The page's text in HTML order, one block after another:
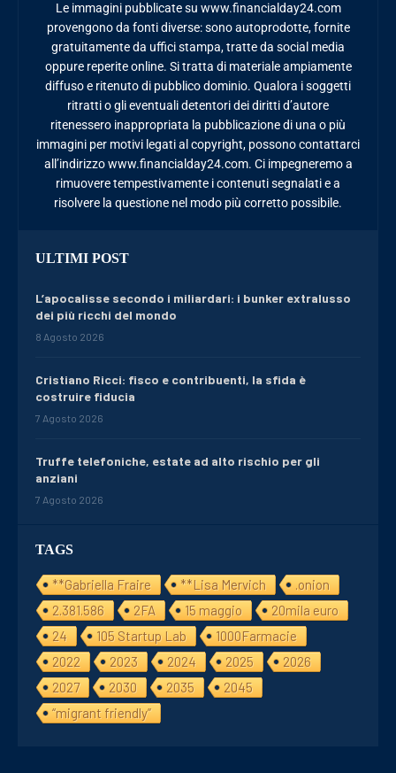
TAGS
**Gabriella Fraire **Lisa Mervich
.onion
2.381.586
2FA 15 maggio
20mila euro
24
105 Startup Lab
1000Farmacie
2022
2023 2024 2025
2026
2027
2030 2035
2045
“migrant friendly”
Le immagini pubblicate su www.financialday24.com
provengono da fonti diverse: sono autoprodotte, fornite
gratuitamente da uffici stampa, tratte da social media
oppure reperite online. Si tratta di materiale ampiamente
diffuso e ritenuto di pubblico dominio. Qualora i soggetti
ritratti o gli eventuali detentori dei diritti d’autore
ritenessero inappropriata la pubblicazione di una o più
immagini per motivi legati al copyright, possono contattarci
all’indirizzo www.financialday24.com. Ci impegneremo a
rimuovere tempestivamente i contenuti segnalati e a
risolvere la questione nel modo più corretto possibile.
ULTIMI POST
L’apocalisse secondo i miliardari: i bunker extralusso
dei più ricchi del mondo
8 Agosto 2026
Cristiano Ricci: fisco e contribuenti, la sfida è
costruire fiducia
7 Agosto 2026
Truffe telefoniche, estate ad alto rischio per gli
anziani
7 Agosto 2026